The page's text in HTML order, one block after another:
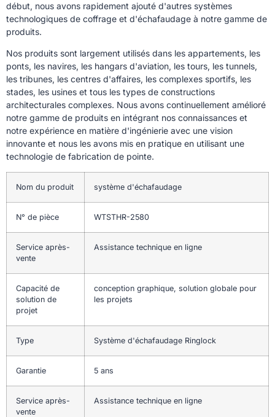
début, nous avons rapidement ajouté d'autres systèmes
technologiques de coffrage et d'échafaudage à notre gamme de
produits.
Nos produits sont largement utilisés dans les appartements, les
ponts, les navires, les hangars d'aviation, les tours, les tunnels,
les tribunes, les centres d'affaires, les complexes sportifs, les
stades, les usines et tous les types de constructions
architecturales complexes. Nous avons continuellement amélioré
notre gamme de produits en intégrant nos connaissances et
notre expérience en matière d'ingénierie avec une vision
innovante et nous les avons mis en pratique en utilisant une
technologie de fabrication de pointe.
Nom du produit système d'échafaudage
N° de pièce WTSTHR-2580
Service après-
vente
Assistance technique en ligne
Capacité de
solution de
projet
conception graphique, solution globale pour
les projets
Type Système d'échafaudage Ringlock
Garantie 5 ans
Service après-
vente
Assistance technique en ligne